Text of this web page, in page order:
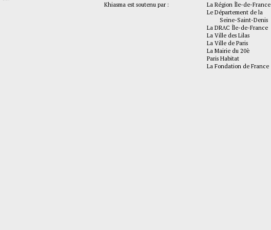
Khiasma est soutenu par :
La Région Île-de-France
Le Département de la
Seine-Saint-Denis
La DRAC Île-de-France
La Ville des Lilas
La Ville de Paris
La Mairie du 20è
Paris Habitat
La Fondation de France